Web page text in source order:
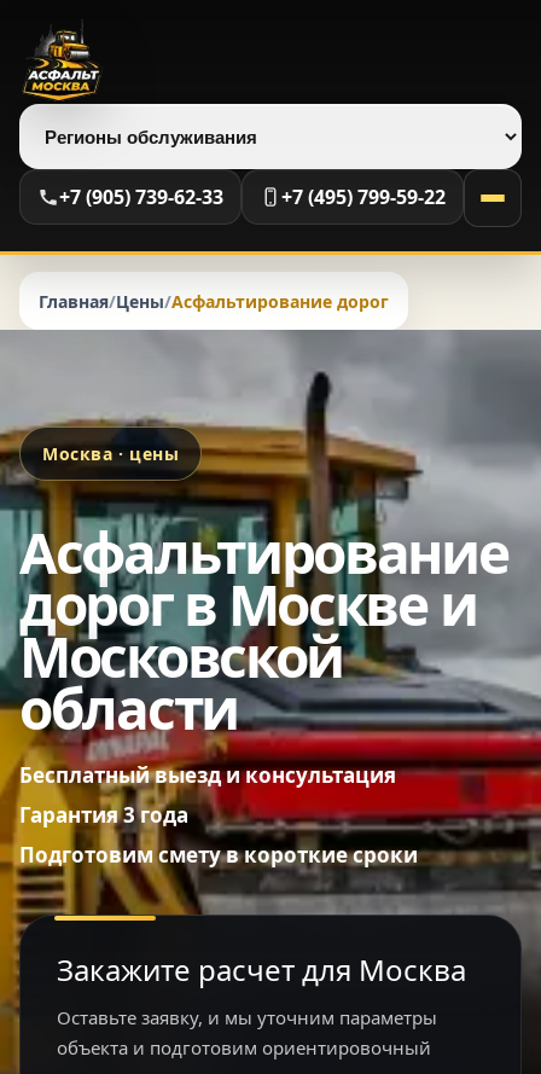
Выберите регион
+7 (905) 739-62-33 +7 (495) 799-59-22
Главная/Цены/Асфальтирование дорог
Москва · цены
Асфальтирование
дорог в Москве и
Московской
области
Бесплатный выезд и консультация
Гарантия 3 года
Подготовим смету в короткие сроки
Закажите расчет для Москва
Оставьте заявку, и мы уточним параметры
объекта и подготовим ориентировочный